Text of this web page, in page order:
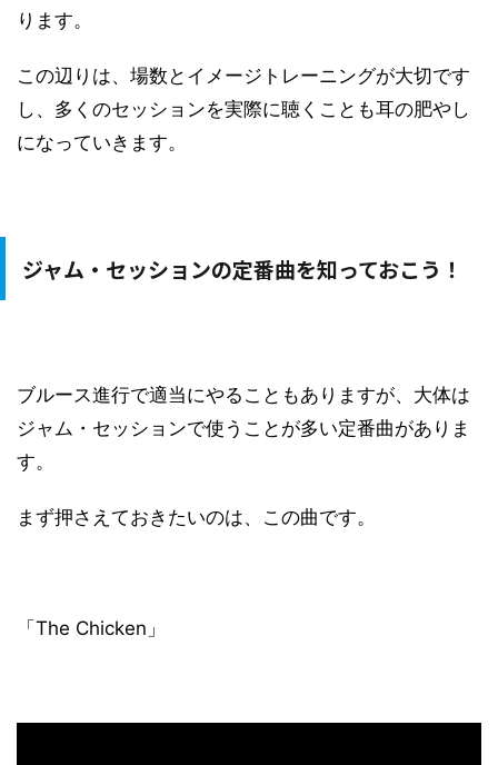
ります。
この辺りは、場数とイメージトレーニングが大切です
し、多くのセッションを実際に聴くことも耳の肥やし
になっていきます。
ジャム・セッションの定番曲を知っておこう！
ブルース進行で適当にやることもありますが、大体は
ジャム・セッションで使うことが多い定番曲がありま
す。
まず押さえておきたいのは、この曲です。
「The Chicken」